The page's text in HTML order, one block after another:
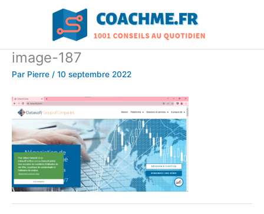
image-187
Par Pierre / 10 septembre 2022